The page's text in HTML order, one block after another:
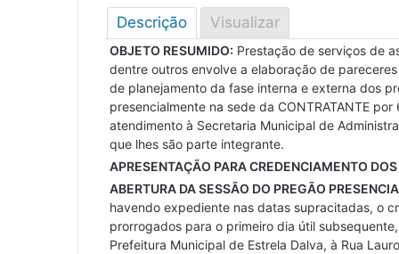
Descrição Visualizar
OBJETO RESUMIDO: Prestação de serviços de
dentre outros envolve a elaboração de
de planejamento da fase interna e externa dos
presencialmente na sede da CONTRATANTE
atendimento à Secretaria Municipal de
que lhes são parte integrante.
APRESENTAÇÃO PARA CREDENCIAMENTO
ABERTURA DA SESSÃO DO PREGÃO
havendo expediente nas datas supracitadas, o
prorrogados para o primeiro dia útil
Prefeitura Municipal de Estrela Dalva, à Rua